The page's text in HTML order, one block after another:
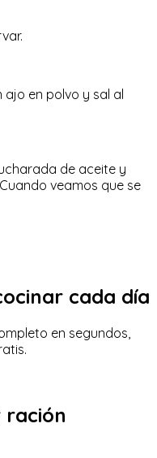
en polvo y sal al
de aceite y
veamos que se
cada día
en segundos,
ración